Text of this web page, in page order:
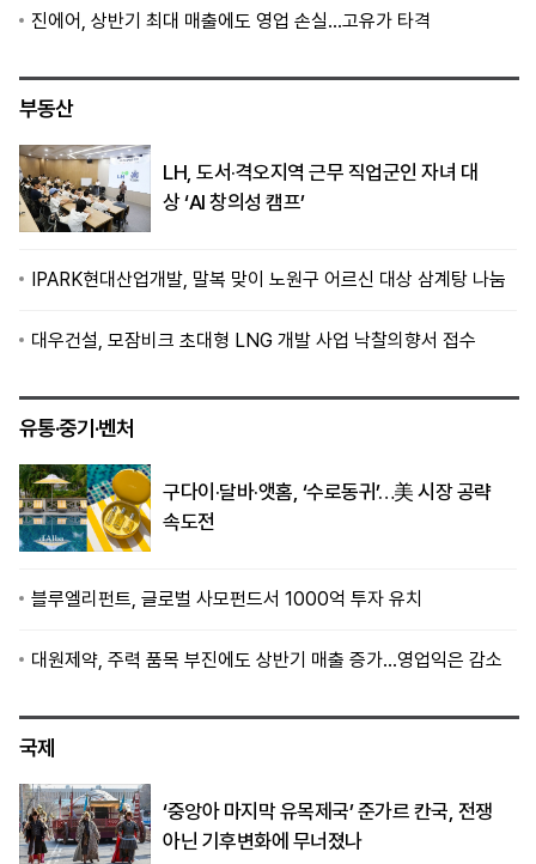
진에어, 상반기 최대 매출에도 영업 손실…고유가 타격
부동산
LH, 도서·격오지역 근무 직업군인 자녀 대
상 ‘AI 창의성 캠프’
IPARK현대산업개발, 말복 맞이 노원구 어르신 대상 삼계탕 나눔
대우건설, 모잠비크 초대형 LNG 개발 사업 낙찰의향서 접수
유통·중기·벤처
구다이·달바·앳홈, ‘수로동귀’…美 시장 공략
속도전
블루엘리펀트, 글로벌 사모펀드서 1000억 투자 유치
대원제약, 주력 품목 부진에도 상반기 매출 증가…영업익은 감소
국제
‘중앙아 마지막 유목제국’ 준가르 칸국, 전쟁
아닌 기후변화에 무너졌나